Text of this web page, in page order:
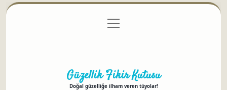
Gizlilik Politikası
menüyü
aç
Güzellik Fikir Kutusu
Doğal güzelliğe ilham veren tüyolar!